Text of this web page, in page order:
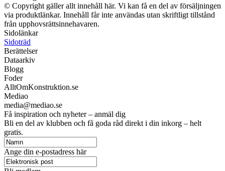
© Copyright gäller allt innehåll här. Vi kan få en del av försäljningen
via produktlänkar. Innehåll får inte användas utan skriftligt tillstånd
från upphovsrättsinnehavaren.
Sidolänkar
Sidoträd
Berättelser
Dataarkiv
Blogg
Foder
AlltOmKonstruktion.se
Mediao
media@mediao.se
Få inspiration och nyheter – anmäl dig
Bli en del av klubben och få goda råd direkt i din inkorg – helt
gratis.
Ange din e-postadress här